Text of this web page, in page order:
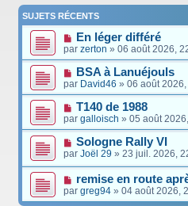
SUJETS RÉCENTS
En léger différé
par zerton » 06 août 2026,
BSA à Lanuéjouls
par David46 » 06 août
T140 de 1988
par galloisch » 05 août
Sologne Rally VI
par Joël 29 » 23 juil. 2026,
remise en route
par greg94 » 04 août 2026,